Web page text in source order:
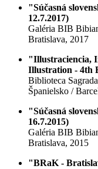
"Súčasná
12.7.2017)
Galéria BIB
Bratislava, 2017
"Illustraciencia,
Illustration - 4th
Biblioteca
Španielsko /
"Súčasná
16.7.2015)
Galéria BIB
Bratislava, 2015
"BRaK -